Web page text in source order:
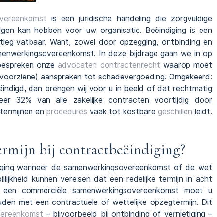
is een juridische handeling die zorgvuldige
kan hebben voor uw organisatie. Beëindiging is een
vatbaar. Want, zowel door opzegging, ontbinding en
In deze bijdrage gaan we in op
onzeadvocaten contractenrecht waarop moet
aanspraken tot schadevergoeding. Omgekeerd:
dan brengen wij voor u in beeld of dat rechtmatig
32% van alle zakelijke contracten voortijdig door
en procedures vaak tot kostbare geschillen leidt.
bij contractbeëindiging?
wanneer de samenwerkingsovereenkomst of de wet
kunnen vereisen dat een redelijke termijn in acht
commerciële samenwerkingsovereenkomst moet u
met een contractuele of wettelijke opzegtermijn. Dit
– bijvoorbeeld bij ontbinding of vernietiging –